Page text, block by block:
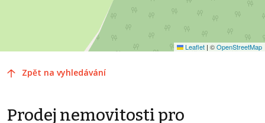
Leaflet | ©OpenStreetMap
Zpět na vyhledávání
Prodej nemovitosti pro